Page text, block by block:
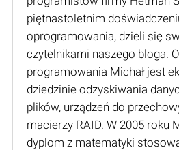
piętnastoletnim
oprogramowania, dzieli się
czytelnikami naszego bloga.
programowania Michał jest
dziedzinie odzyskiwania
plików, urządzeń do
macierzy RAID. W 2005 roku
dyplom z matematyki